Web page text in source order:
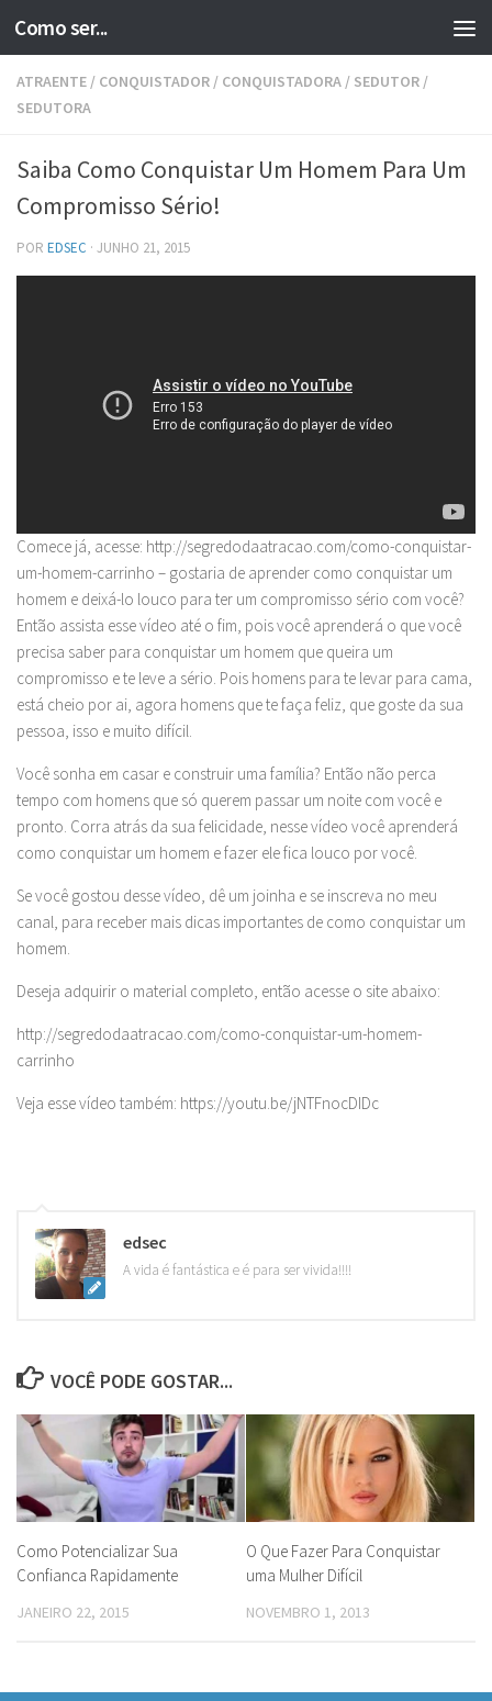
Skip to content
Como ser...
ATRAENTE / CONQUISTADOR / CONQUISTADORA / SEDUTOR /
SEDUTORA
Saiba Como Conquistar Um Homem Para Um
Compromisso Sério!
POR EDSEC · JUNHO 21, 2015
Comece já, acesse: http://segredodaatracao.com/como-conquistar-
um-homem-carrinho – gostaria de aprender como conquistar um
homem e deixá-lo louco para ter um compromisso sério com você?
Então assista esse vídeo até o fim, pois você aprenderá o que você
precisa saber para conquistar um homem que queira um
compromisso e te leve a sério. Pois homens para te levar para cama,
está cheio por ai, agora homens que te faça feliz, que goste da sua
pessoa, isso e muito difícil.
Você sonha em casar e construir uma família? Então não perca
tempo com homens que só querem passar um noite com você e
pronto. Corra atrás da sua felicidade, nesse vídeo você aprenderá
como conquistar um homem e fazer ele fica louco por você.
Se você gostou desse vídeo, dê um joinha e se inscreva no meu
canal, para receber mais dicas importantes de como conquistar um
homem.
Deseja adquirir o material completo, então acesse o site abaixo:
http://segredodaatracao.com/como-conquistar-um-homem-
carrinho
Veja esse vídeo também: https://youtu.be/jNTFnocDIDc
edsec
A vida é fantástica e é para ser vivida!!!!
VOCÊ PODE GOSTAR...
Como Potencializar Sua
Confianca Rapidamente
JANEIRO 22, 2015
O Que Fazer Para Conquistar
uma Mulher Difícil
NOVEMBRO 1, 2013